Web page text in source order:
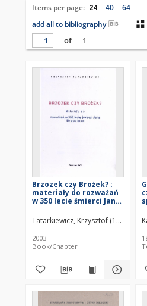
Items per page: 24 40
64
add all to bibliography
of
1
Brzozek czy Brożek? :
materiały do rozważań
w 350 lecie śmierci Jana
Tatarkiewicz, Krzysztof
2003
Book/Chapter